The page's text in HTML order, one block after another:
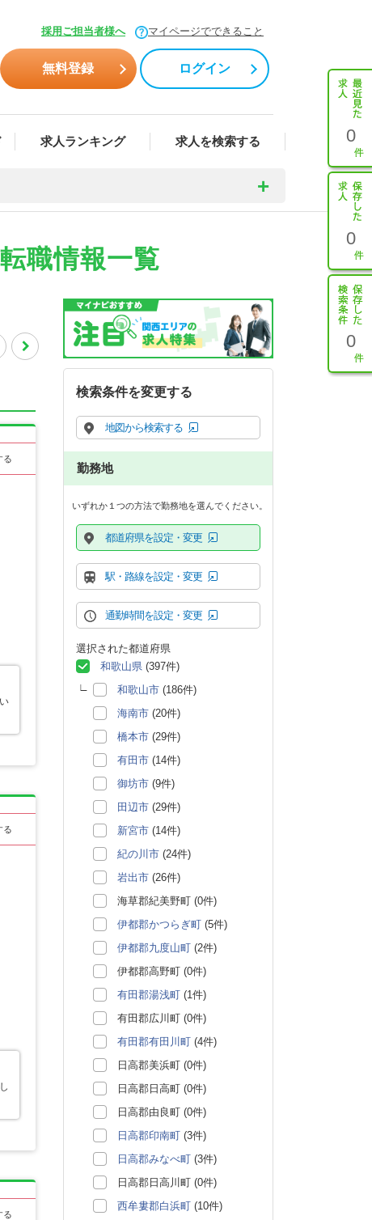
採用ご担当者様へ マイページでできること
無料登録 ログイン
求人ランキング 求人を検索する 0
0
0
職情報一覧
る
る
る
検索条件を変更する
地図から検索する
勤務地
いずれか１つの方法で勤務地を選んでください。
都道府県を設定・変更
駅・路線を設定・変更
通勤時間を設定・変更
選択された都道府県
和歌山県 (397件)
和歌山市 (186件)
海南市 (20件)
橋本市 (29件)
有田市 (14件)
御坊市 (9件)
田辺市 (29件)
新宮市 (14件)
紀の川市 (24件)
岩出市 (26件)
海草郡紀美野町 (0件)
伊都郡かつらぎ町 (5件)
伊都郡九度山町 (2件)
伊都郡高野町 (0件)
有田郡湯浅町 (1件)
有田郡広川町 (0件)
有田郡有田川町 (4件)
日高郡美浜町 (0件)
日高郡日高町 (0件)
日高郡由良町 (0件)
日高郡印南町 (3件)
日高郡みなべ町 (3件)
日高郡日高川町 (0件)
西牟婁郡白浜町 (10件)